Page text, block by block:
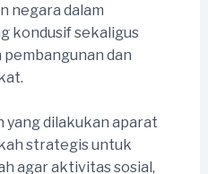
negara dalam
kondusif sekaligus
dan
yang dilakukan aparat
strategis untuk
agar aktivitas sosial,